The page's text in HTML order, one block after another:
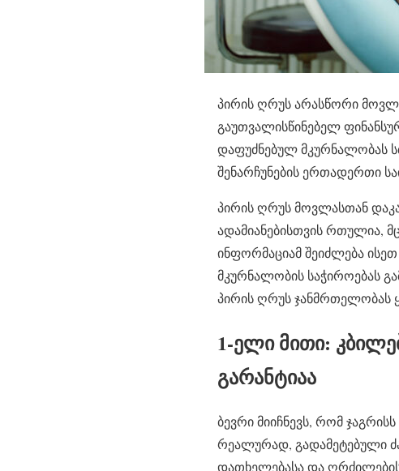
პირის ღრუს არასწორი
გაუთვალისწინებელ
დაფუძნებულ მკურნალობას
შენარჩუნების ერთადერთი
პირის ღრუს მოვლასთან
ადამიანებისთვის რთულია,
ინფორმაციამ შეიძლება
მკურნალობის საჭიროებას
პირის ღრუს ჯანმრთელობას
1-ელი მითი:
გარანტიაა
ბევრი მიიჩნევს, რომ
რეალურად, გადამეტებული
დათხელებასა და